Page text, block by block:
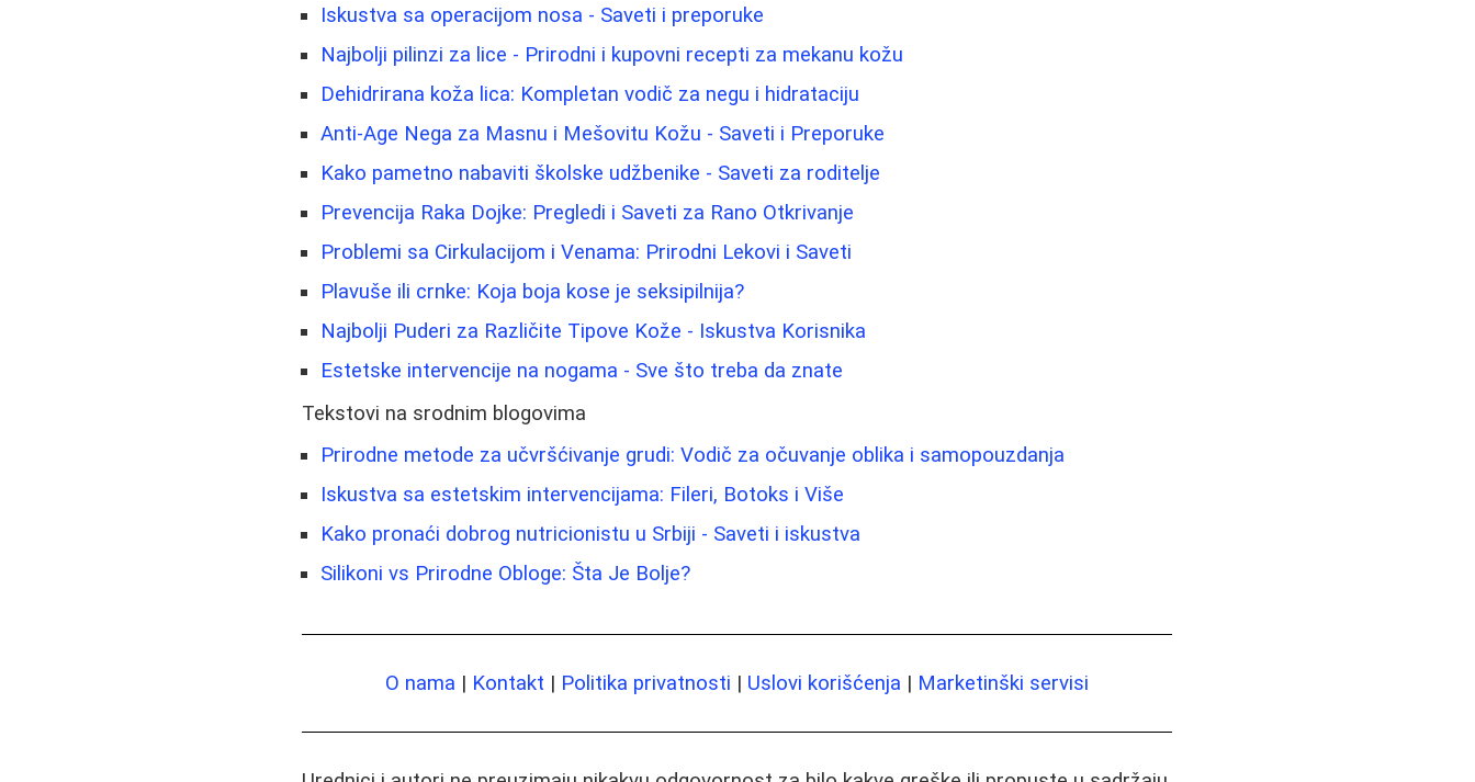
Iskustva sa operacijom nosa - Saveti i preporuke
Najbolji pilinzi za lice - Prirodni i kupovni recepti za mekanu kožu
Dehidrirana koža lica: Kompletan vodič za negu i hidrataciju
Anti-Age Nega za Masnu i Mešovitu Kožu - Saveti i Preporuke
Kako pametno nabaviti školske udžbenike - Saveti za roditelje
Prevencija Raka Dojke: Pregledi i Saveti za Rano Otkrivanje
Problemi sa Cirkulacijom i Venama: Prirodni Lekovi i Saveti
Plavuše ili crnke: Koja boja kose je seksipilnija?
Najbolji Puderi za Različite Tipove Kože - Iskustva Korisnika
Estetske intervencije na nogama - Sve što treba da znate
Tekstovi na srodnim blogovima
Prirodne metode za učvršćivanje grudi: Vodič za očuvanje oblika i samopouzdanja
Iskustva sa estetskim intervencijama: Fileri, Botoks i Više
Kako pronaći dobrog nutricionistu u Srbiji - Saveti i iskustva
Silikoni vs Prirodne Obloge: Šta Je Bolje?
O nama | Kontakt | Politika privatnosti | Uslovi korišćenja | Marketinški servisi